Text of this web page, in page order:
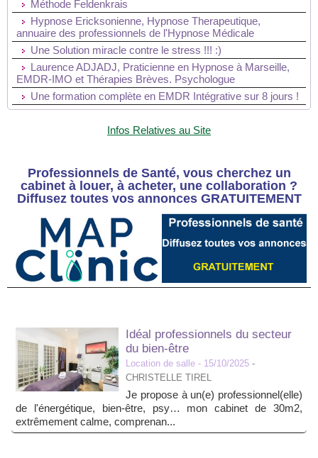
Méthode Feldenkrais
Hypnose Ericksonienne, Hypnose Therapeutique,
annuaire des professionnels de l'Hypnose Médicale
Une Solution miracle contre le stress !!! :)
Laurence ADJADJ, Praticienne en Hypnose à Marseille,
EMDR-IMO et Thérapies Brèves. Psychologue
Une formation complète en EMDR Intégrative sur 8 jours !
Infos Relatives au Site
Professionnels de Santé, vous cherchez un
cabinet à louer, à acheter, une collaboration ?
Diffusez toutes vos annonces GRATUITEMENT
Idéal professionnels du secteur
du bien-être
Location de salle - 15/10/2025 -
CHRISTELLE TIREL
Je propose à un(e) professionnel(elle)
de l'énergétique, bien-être, psy… mon cabinet de 30m2,
extrêmement calme, comprenan...